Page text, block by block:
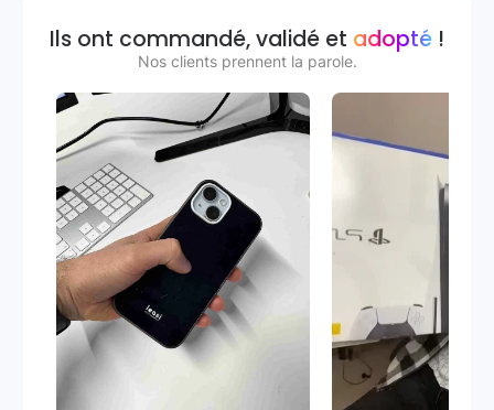
Ils ont commandé, validé et adopté !
Nos clients prennent la parole.